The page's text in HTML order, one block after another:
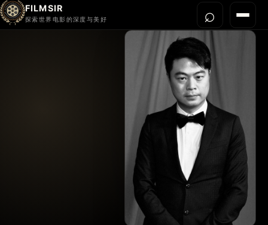
FILMSIR
探索世界电影的深度与美好 菜单
⌕打开